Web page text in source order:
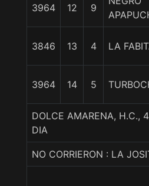
3964 12 9
3846 13 4 LA
3964 14 5
DOLCE AMARENA, H.C.,
DIA
NO CORRIERON : LA